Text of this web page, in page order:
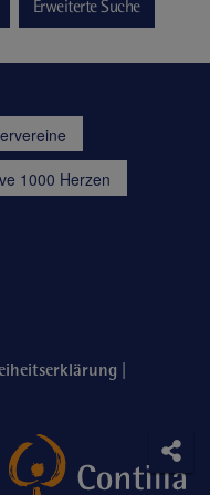
Erweiterte Suche
1000 Herzen
|